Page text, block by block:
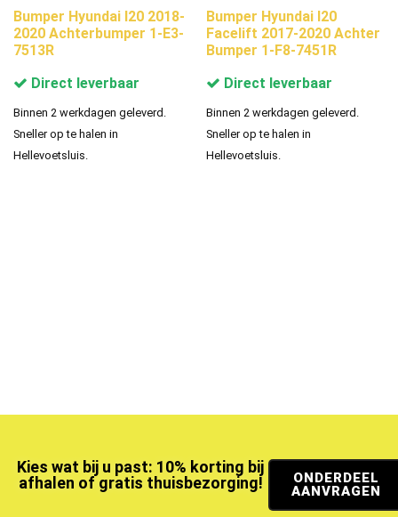
Bumper Hyundai I20 2018-
2020 Achterbumper 1-E3-
7513R
Direct leverbaar
Binnen 2 werkdagen geleverd.
Sneller op te halen in
Hellevoetsluis.
Bumper Hyundai I20
Facelift 2017-2020 Achter
Bumper 1-F8-7451R
Direct leverbaar
Binnen 2 werkdagen geleverd.
Sneller op te halen in
Hellevoetsluis.
Kies wat bij u past: 10% korting bij
afhalen of gratis thuisbezorging!
ONDERDEEL
AANVRAGEN